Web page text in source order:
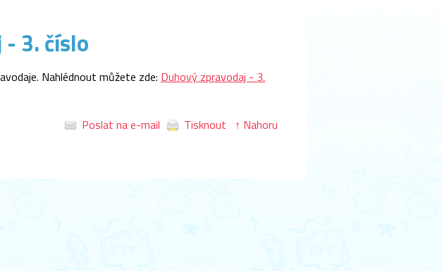
3. číslo
Nahlédnout můžete zde: Duhový zpravodaj - 3.
Poslat na e-mail
Tisknout ↑ Nahoru